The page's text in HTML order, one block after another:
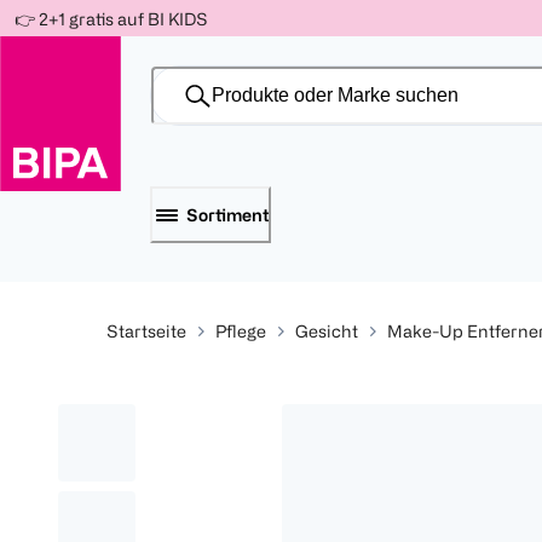
-10%
Für
150 Ös
-15%
Für
300 Ös
-20%
Für
500 Ös
Weiter
zum
👉 2+1 gratis auf BI KIDS
Sortiment
Startseite Pflege Gesicht Make-Up